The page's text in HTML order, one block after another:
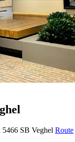
SB Veghel Route